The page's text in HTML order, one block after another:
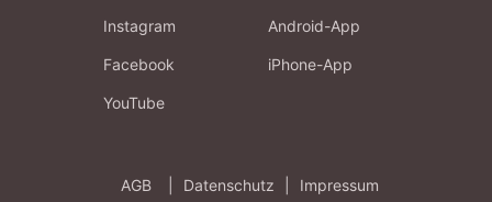
Instagram
Facebook
YouTube
Android-App
iPhone-App
AGB Datenschutz Impressum